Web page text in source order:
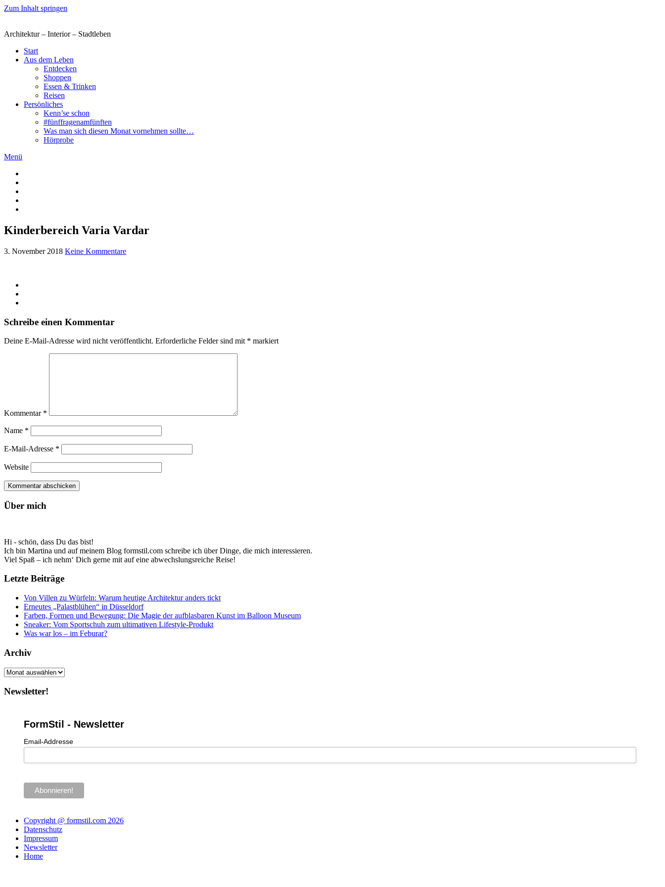
Zum Inhalt springen
Architektur – Interior – Stadtleben
Start
Aus dem Leben
Entdecken
Shoppen
Essen & Trinken
Reisen
Persönliches
Kenn’se schon
#fünffragenamfünften
Was man sich diesen Monat vornehmen sollte…
Hörprobe
Menü
Kinderbereich Varia Vardar
3. November 2018 Keine Kommentare
Schreibe einen Kommentar
Deine E-Mail-Adresse wird nicht veröffentlicht. Erforderliche Felder sind mit * markiert
Kommentar *
Name *
E-Mail-Adresse *
Website
Über mich
Hi - schön, dass Du das bist!
Ich bin Martina und auf meinem Blog formstil.com schreibe ich über Dinge, die mich interessieren.
Viel Spaß – ich nehm‘ Dich gerne mit auf eine abwechslungsreiche Reise!
Letzte Beiträge
Von Villen zu Würfeln: Warum heutige Architektur anders tickt
Erneutes „Palastblühen“ in Düsseldorf
Farben, Formen und Bewegung: Die Magie der aufblasbaren Kunst im Balloon Museum
Sneaker: Vom Sportschuh zum ultimativen Lifestyle-Produkt
Was war los – im Feburar?
Archiv
Archiv
Newsletter!
FormStil - Newsletter
Email-Addresse
Copyright @ formstil.com 2026
Datenschutz
Impressum
Newsletter
Home